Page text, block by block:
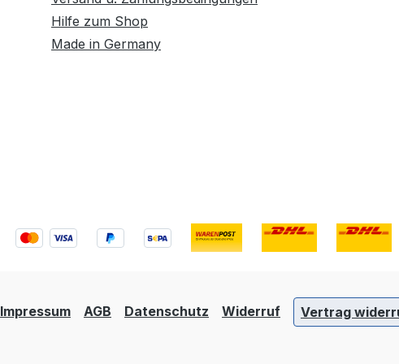
Hilfe zum Shop
Made in Germany
Impressum AGB Datenschutz Widerruf Vertrag